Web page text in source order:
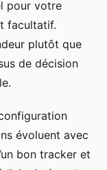
pour votre
facultatif.
plutôt que
de décision
évoluent avec
bon tracker et